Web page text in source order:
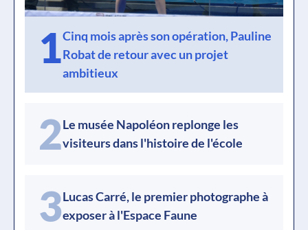
1Cinq mois après son opération, Pauline
Robat de retour avec un projet
ambitieux
2Le musée Napoléon replonge les
visiteurs dans l'histoire de l'école
3Lucas Carré, le premier photographe à
exposer à l'Espace Faune